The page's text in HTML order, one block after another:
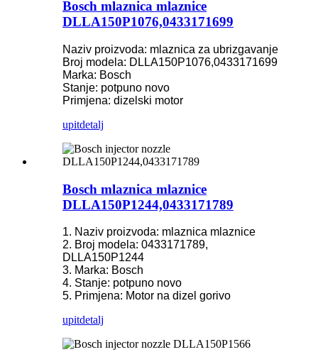
Bosch mlaznica mlaznice
DLLA150P1076,0433171699
Naziv proizvoda: mlaznica za ubrizgavanje
Broj modela: DLLA150P1076,0433171699
Marka: Bosch
Stanje: potpuno novo
Primjena: dizelski motor
upitdetalj
Bosch mlaznica mlaznice
DLLA150P1244,0433171789
1. Naziv proizvoda: mlaznica mlaznice
2. Broj modela: 0433171789,
DLLA150P1244
3. Marka: Bosch
4. Stanje: potpuno novo
5. Primjena: Motor na dizel gorivo
upitdetalj